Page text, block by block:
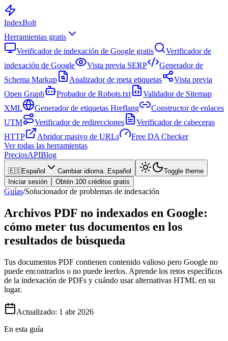
IndexBolt
Herramientas gratis
Verificador de indexación de Google gratis
Verificador de
indexación de Google
Vista previa SERP
Generador de
Schema Markup
Analizador de meta etiquetas
Vista previa
Open Graph
Probador de Robots.txt
Validador de Sitemap
XML
Generador de etiquetas Hreflang
Constructor de enlaces
UTM
Verificador de redirecciones
Verificador de cabeceras
HTTP
Abridor masivo de URLs
Free DA Checker
Ver todas las herramientas
PreciosAPIBlog
🇪🇸Español Cambiar idioma: Español
Toggle theme
Iniciar sesión
Obtén 100 créditos gratis
Guías/Solucionador de problemas de indexación
Archivos PDF no indexados en Google:
cómo meter tus documentos en los
resultados de búsqueda
Tus documentos PDF contienen contenido valioso pero Google no
puede encontrarlos o no puede leerlos. Aprende los retos específicos
de la indexación de PDFs y cuándo usar alternativas HTML en su
lugar.
Actualizado: 1 abr 2026
En esta guía